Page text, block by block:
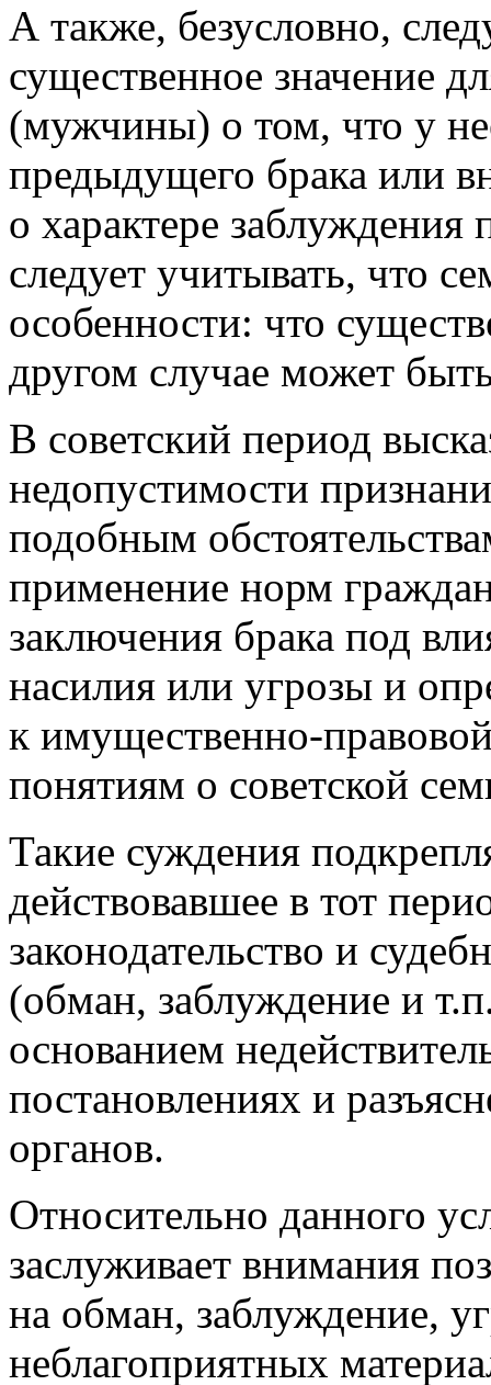
А также, безусловно,
существенное значение
(мужчины) о том, что у
предыдущего брака или
о характере
следует учитывать, что
особенности: что
другом случае может
В советский период
недопустимости
подобным
применение норм
заключения брака под
насилия или угрозы и
к имущественно-
понятиям о советской
Такие суждения
действовавшее в тот
законодательство и
(обман, заблуждение и
основанием
постановлениях и
органов.
Относительно данного
заслуживает внимания
на обман, заблуждение,
неблагоприятных